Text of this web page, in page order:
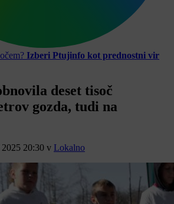
Izberi Ptujinfo kot prednostni vir
deset tisoč
gozda, tudi na
20:30 v Lokalno